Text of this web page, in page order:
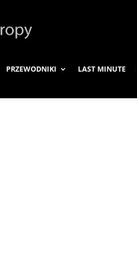
PRZEWODNIKI LAST MINUTE